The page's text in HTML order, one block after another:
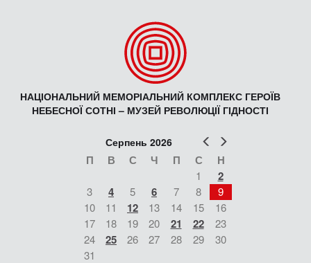
НАЦІОНАЛЬНИЙ МЕМОРІАЛЬНИЙ КОМПЛЕКС ГЕРОЇВ
НЕБЕСНОЇ СОТНІ – МУЗЕЙ РЕВОЛЮЦІЇ ГІДНОСТІ
Попер
Серпень 2026
П В С Ч П С Н
1 2
3 4 5 6 7 8
9
10
11 12 13 14 15
16
17
18 19 20 21 22
23
24
25 26 27 28 29
30
31